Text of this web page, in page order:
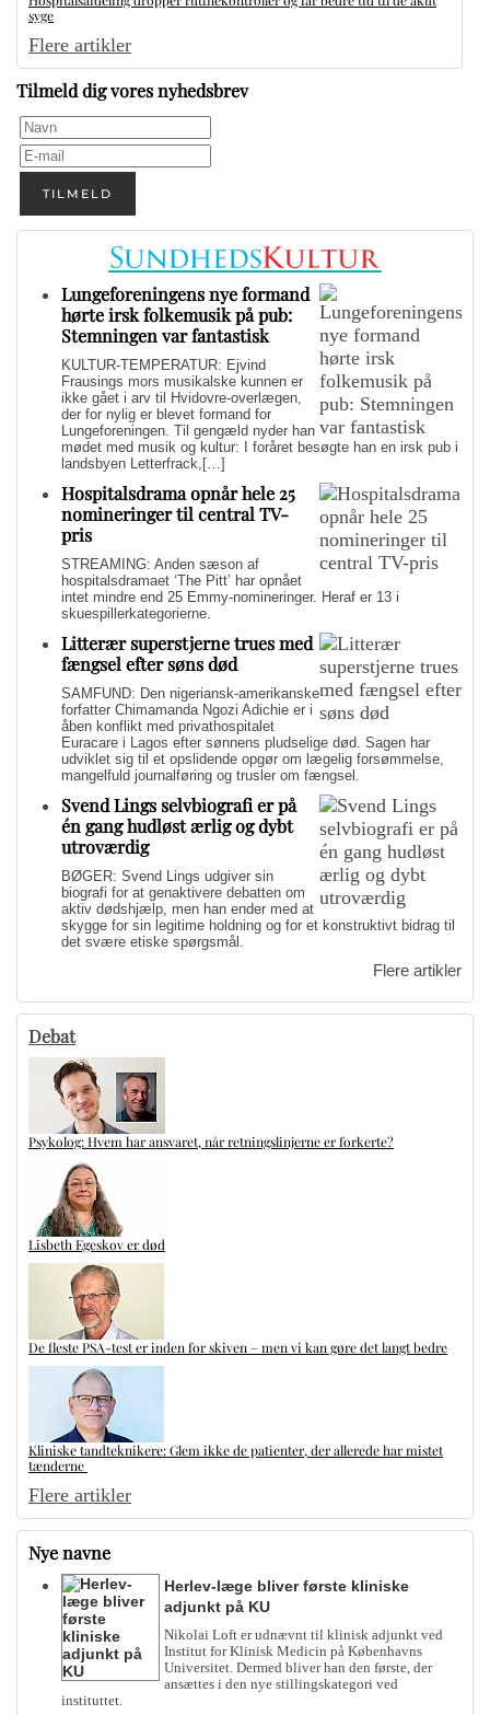
syge
Flere artikler
Tilmeld dig vores nyhedsbrev
TILMELD
Lungeforeningens nye formand
hørte irsk folkemusik på pub:
Stemningen var fantastisk
KULTUR-TEMPERATUR: Ejvind
Frausings mors musikalske kunnen er
ikke gået i arv til Hvidovre-overlægen,
der for nylig er blevet formand for
Lungeforeningen. Til gengæld nyder han
mødet med musik og kultur: I foråret besøgte han en irsk pub i
landsbyen Letterfrack,[…]
Hospitalsdrama opnår hele 25
nomineringer til central TV-
pris
STREAMING: Anden sæson af
hospitalsdramaet ‘The Pitt’ har opnået
intet mindre end 25 Emmy-nomineringer. Heraf er 13 i
skuespillerkategorierne.
Litterær superstjerne trues med
fængsel efter søns død
SAMFUND: Den nigeriansk-amerikanske
forfatter Chimamanda Ngozi Adichie er i
åben konflikt med privathospitalet
Euracare i Lagos efter sønnens pludselige død. Sagen har
udviklet sig til et opslidende opgør om lægelig forsømmelse,
mangelfuld journalføring og trusler om fængsel.
Svend Lings selvbiografi er på
én gang hudløst ærlig og dybt
utroværdig
BØGER: Svend Lings udgiver sin
biografi for at genaktivere debatten om
aktiv dødshjælp, men han ender med at
skygge for sin legitime holdning og for et konstruktivt bidrag til
det svære etiske spørgsmål.
Flere artikler
Debat
Psykolog: Hvem har ansvaret, når retningslinjerne er forkerte?
Lisbeth Egeskov er død
De fleste PSA-test er inden for skiven – men vi kan gøre det langt bedre
Kliniske tandteknikere: Glem ikke de patienter, der allerede har mistet
tænderne
Flere artikler
Nye navne
Herlev-læge bliver første kliniske
adjunkt på KU
Nikolai Loft er udnævnt til klinisk adjunkt ved
Institut for Klinisk Medicin på Københavns
Universitet. Dermed bliver han den første, der
ansættes i den nye stillingskategori ved
instituttet.